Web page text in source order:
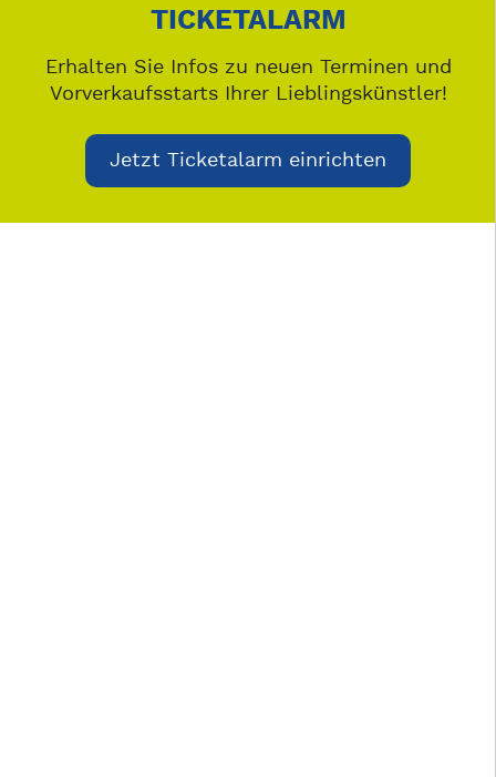
TICKETALARM
Erhalten Sie Infos zu neuen Terminen und
Vorverkaufsstarts Ihrer Lieblingskünstler!
Jetzt Ticketalarm einrichten